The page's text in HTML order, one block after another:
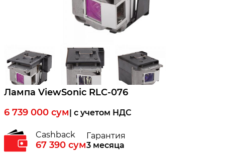
Лампа ViewSonic RLC-076
6 739 000 сум| c учетом НДС
Cashback
67 390 сум
Гарантия
3 месяца